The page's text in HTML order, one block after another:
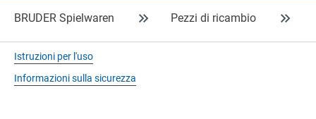
BRUDER Spielwaren Pezzi di ricambio
Istruzioni per l'uso
Informazioni sulla sicurezza